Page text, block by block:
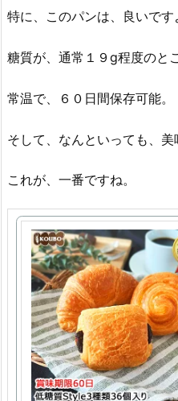
特に、このパンは、良いです
糖質が、通常１９g程度のと
常温で、６０日間保存可能。
そして、なんといっても、美
これが、一番ですね。